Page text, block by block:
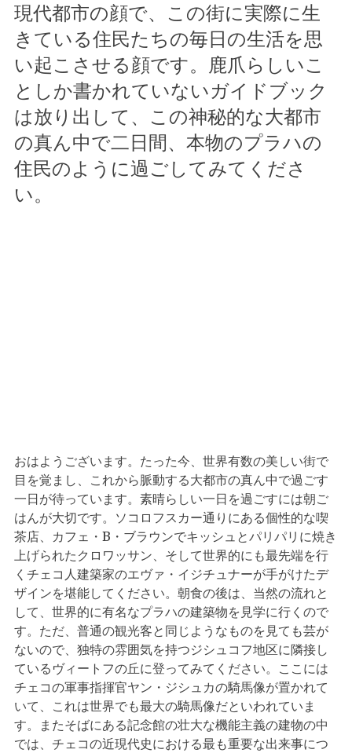
現代都市の顔で、この街に実際に生
きている住民たちの毎日の生活を思
い起こさせる顔です。鹿爪らしいこ
としか書かれていないガイドブック
は放り出して、この神秘的な大都市
の真ん中で二日間、本物のプラハの
住民のように過ごしてみてくださ
い。
おはようございます。たった今、世界有数の美しい街で
目を覚まし、これから脈動する大都市の真ん中で過ごす
一日が待っています。素晴らしい一日を過ごすには朝ご
はんが大切です。ソコロフスカー通りにある個性的な喫
茶店、カフェ・B・ブラウンでキッシュとパリパリに焼き
上げられたクロワッサン、そして世界的にも最先端を行
くチェコ人建築家のエヴァ・イジチュナーが手がけたデ
ザインを堪能してください。朝食の後は、当然の流れと
して、世界的に有名なプラハの建築物を見学に行くので
す。ただ、普通の観光客と同じようなものを見ても芸が
ないので、独特の雰囲気を持つジシュコフ地区に隣接し
ているヴィートフの丘に登ってみてください。ここには
チェコの軍事指揮官ヤン・ジシュカの騎馬像が置かれて
いて、これは世界でも最大の騎馬像だといわれていま
す。またそばにある記念館の壮大な機能主義の建物の中
では、チェコの近現代史における最も重要な出来事につ